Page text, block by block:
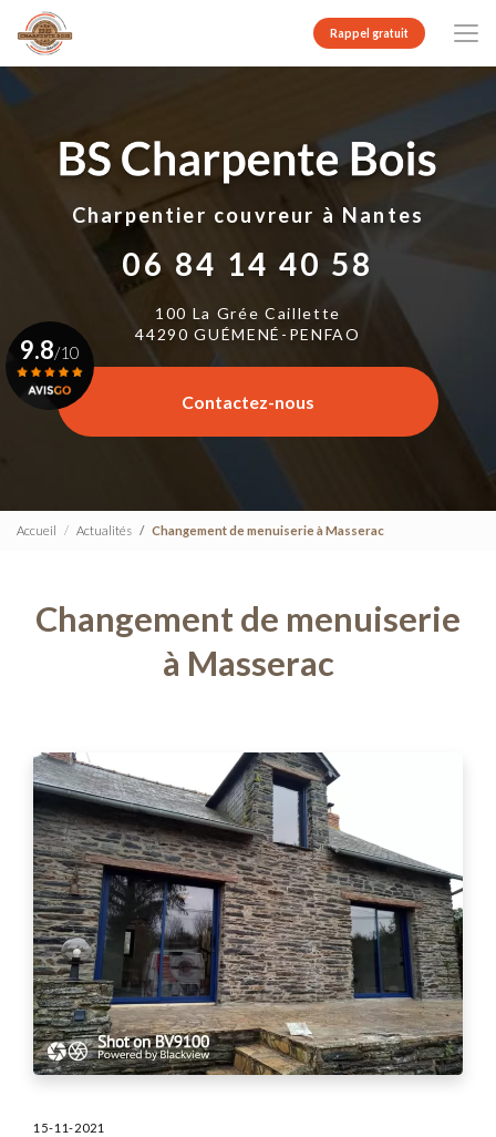
contenu
principal
Rappel gratuit
Charpentier couvreur à Nantes
06 84 14 40 58
100 La Grée Caillette
44290 GUÉMENÉ-PENFAO
Contactez-nous
9.8/10
Voir le certificat
Accueil Actualités Changement de menuiserie à Masserac
Changement de menuiserie
à Masserac
15-11-2021